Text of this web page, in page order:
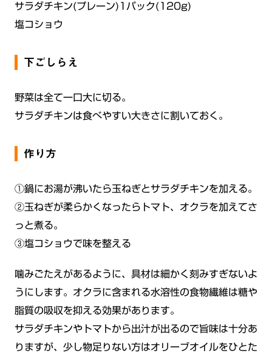
サラダチキン(プレーン)1パック(120g)
塩コショウ
下ごしらえ
野菜は全て一口大に切る。
サラダチキンは食べやすい大きさに割いておく。
作り方
①鍋にお湯が沸いたら玉ねぎとサラダチキンを加える。
②玉ねぎが柔らかくなったらトマト、オクラを加えてさ
っと煮る。
③塩コショウで味を整える
噛みごたえがあるように、具材は細かく刻みすぎないよ
うにします。オクラに含まれる水溶性の食物繊維は糖や
脂質の吸収を抑える効果があります。
サラダチキンやトマトから出汁が出るので旨味は十分あ
りますが、少し物足りない方はオリーブオイルをひとた